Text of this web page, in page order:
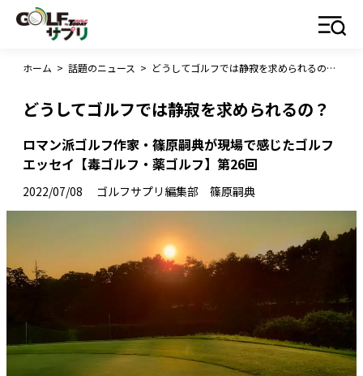
ホーム > 話題のニュース > どうしてゴルフでは静寂を求められるの？
どうしてゴルフでは静寂を求められるの？
ロマン派ゴルフ作家・篠原嗣典が現場で感じたゴルフ
エッセイ【毒ゴルフ・薬ゴルフ】第26回
2022/07/08 ゴルフサプリ編集部 篠原嗣典